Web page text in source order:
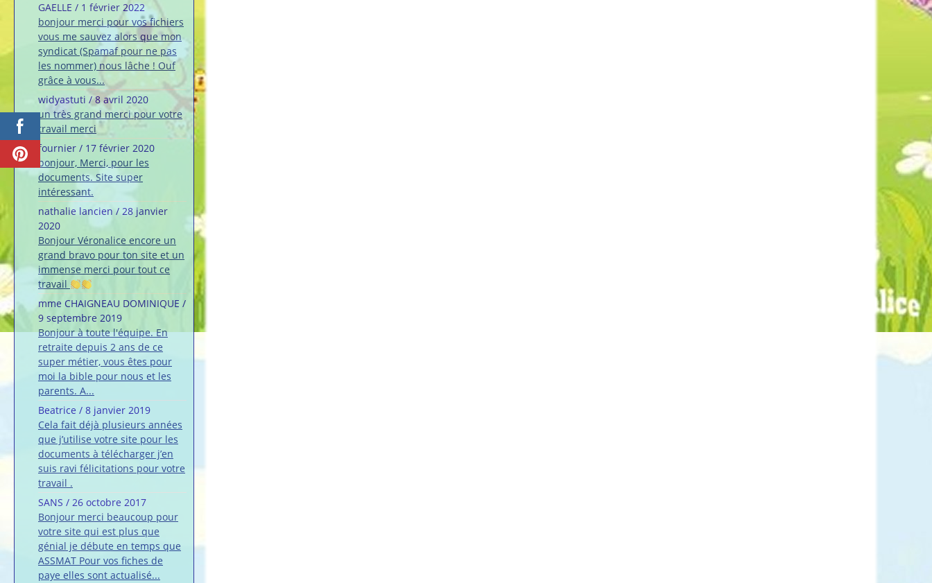
GAELLE / 1 février 2022
bonjour merci pour vos fichiers
vous me sauvez alors que mon
syndicat (Spamaf pour ne pas
les nommer) nous lâche ! Ouf
grâce à vous...
widyastuti /8 avril 2020
un très grand merci pour votre
travail merci
fournier / 17 février 2020
bonjour, Merci, pour les
documents. Site super
intéressant.
nathalie lancien / 28 janvier
2020
Bonjour Véronalice encore un
grand bravo pour ton site et un
immense merci pour tout ce
travail
mme CHAIGNEAU DOMINIQUE /
9 septembre 2019
Bonjour à toute l'équipe. En
retraite depuis 2 ans de ce
super métier, vous êtes pour
moi la bible pour nous et les
parents. A...
Beatrice / 8 janvier 2019
Cela fait déjà plusieurs années
que j’utilise votre site pour les
documents à télécharger j’en
suis ravi félicitations pour votre
travail .
SANS / 26 octobre 2017
Bonjour merci beaucoup pour
votre site qui est plus que
génial je débute en temps que
ASSMAT Pour vos fiches de
paye elles sont actualisé...